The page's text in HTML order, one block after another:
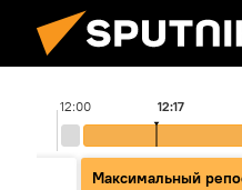
12:00 12:17
Максимальный